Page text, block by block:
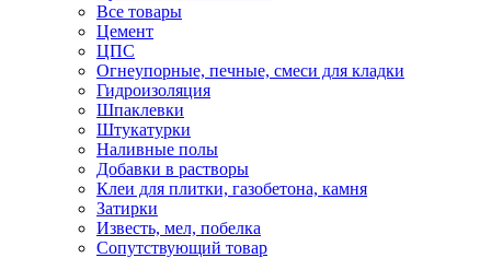
Все товары
Цемент
ЦПС
Огнеупорные, печные, смеси для кладки
Гидроизоляция
Шпаклевки
Штукатурки
Наливные полы
Добавки в растворы
Клеи для плитки, газобетона, камня
Затирки
Известь, мел, побелка
Сопутствующий товар